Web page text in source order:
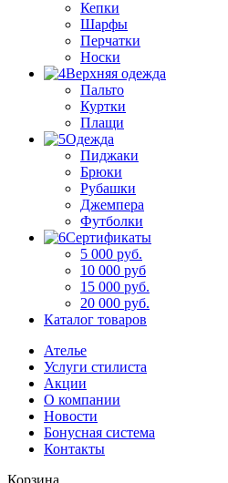
Кепки
Шарфы
Перчатки
Носки
Верхняя одежда
Пальто
Куртки
Плащи
Одежда
Пиджаки
Брюки
Рубашки
Джемпера
Футболки
Сертификаты
5 000 руб.
10 000 руб
15 000 руб.
20 000 руб.
Каталог товаров
Ателье
Услуги стилиста
Акции
О компании
Новости
Бонусная система
Контакты
Корзина